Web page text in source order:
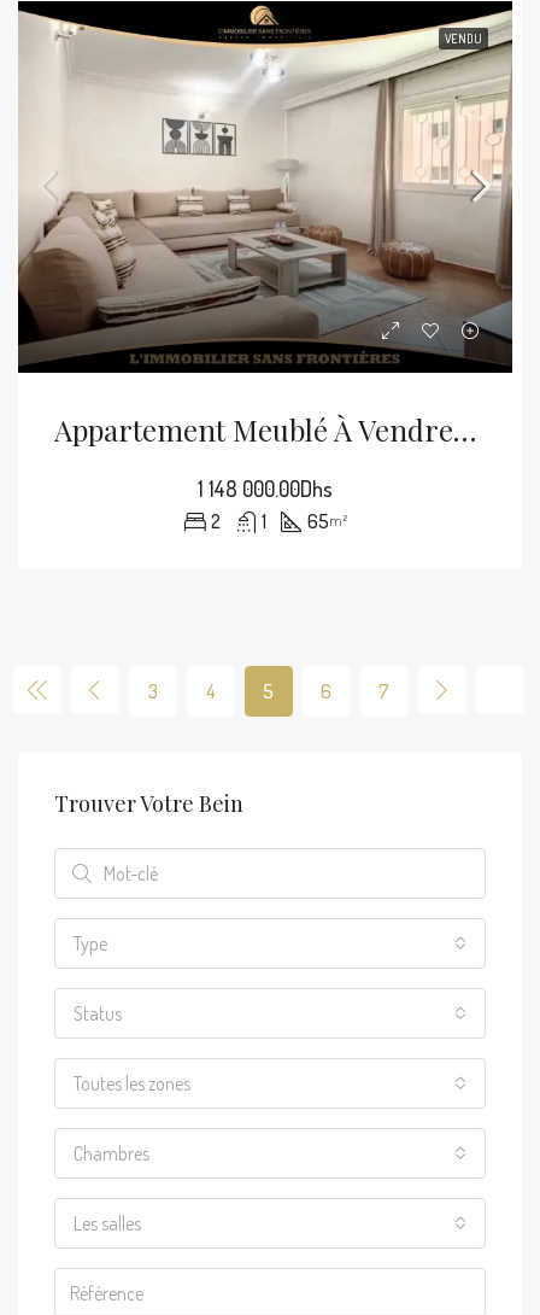
VENDU
Appartement Meublé À Vendre À Guéliz, 65 M², Marrakech
1 148 000.00Dhs
2 1 65m²
3 4 5 6 7
Trouver Votre Bein
Type
Status
Toutes les zones
Chambres
Les salles